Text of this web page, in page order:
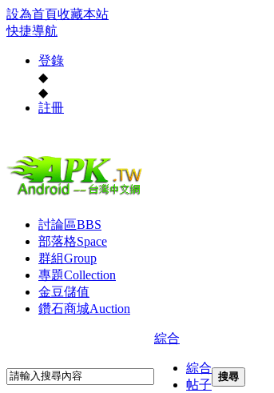
設為首頁收藏本站
快捷導航
登錄
◆
◆
註冊
討論區BBS
部落格Space
群組Group
專題Collection
金豆儲值
鑽石商城Auction
綜合
綜合
帖子
搜尋